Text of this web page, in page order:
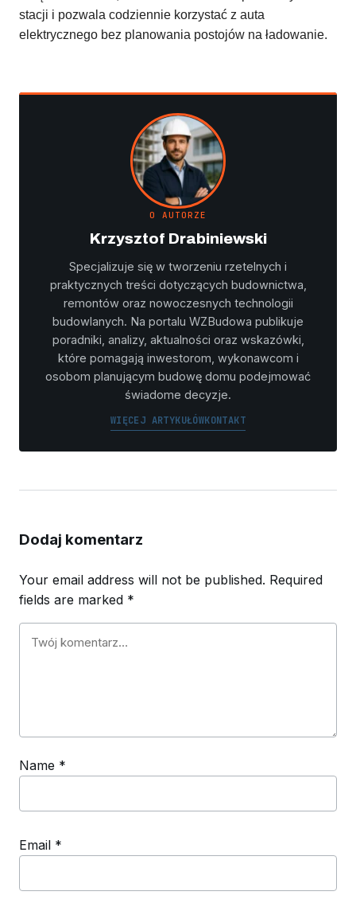
stacji i pozwala codziennie korzystać z auta
elektrycznego bez planowania postojów na ładowanie.
O AUTORZE
Krzysztof Drabiniewski
Specjalizuje się w tworzeniu rzetelnych i
praktycznych treści dotyczących budownictwa,
remontów oraz nowoczesnych technologii
budowlanych. Na portalu WZBudowa publikuje
poradniki, analizy, aktualności oraz wskazówki,
które pomagają inwestorom, wykonawcom i
osobom planującym budowę domu podejmować
świadome decyzje.
WIĘCEJ ARTYKUŁÓWKONTAKT
Dodaj komentarz
Your email address will not be published. Required
fields are marked *
Name *
Email *